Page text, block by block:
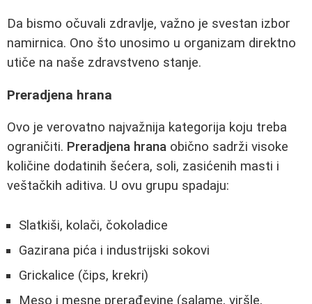
Da bismo očuvali zdravlje, važno je svestan izbor
namirnica. Ono što unosimo u organizam direktno
utiče na naše zdravstveno stanje.
Preradjena hrana
Ovo je verovatno najvažnija kategorija koju treba
ograničiti. Preradjena hrana obično sadrži visoke
količine dodatinih šećera, soli, zasićenih masti i
veštačkih aditiva. U ovu grupu spadaju:
Slatkiši, kolači, čokoladice
Gazirana pića i industrijski sokovi
Grickalice (čips, krekri)
Meso i mesne prerađevine (salame, viršle,